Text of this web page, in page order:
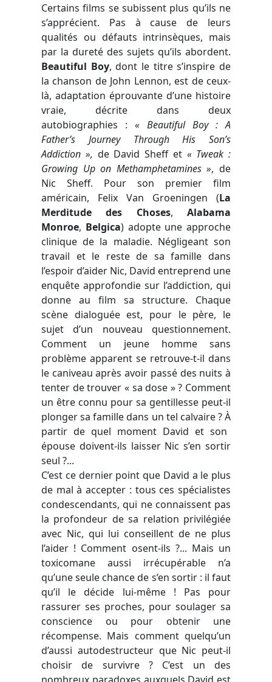
Certains films se subissent plus qu’ils ne
s’apprécient. Pas à cause de leurs
qualités ou défauts intrinsèques, mais
par la dureté des sujets qu’ils abordent.
Beautiful Boy, dont le titre s’inspire de
la chanson de John Lennon, est de ceux-
là, adaptation éprouvante d’une histoire
vraie, décrite dans deux
autobiographies : « Beautiful Boy : A
Father’s Journey Through His Son’s
Addiction », de David Sheff et « Tweak :
Growing Up on Methamphetamines », de
Nic Sheff. Pour son premier film
américain, Felix Van Groeningen (La
Merditude des Choses,Alabama
Monroe, Belgica) adopte une approche
clinique de la maladie. Négligeant son
travail et le reste de sa famille dans
l’espoir d’aider Nic, David entreprend une
enquête approfondie sur l’addiction, qui
donne au film sa structure. Chaque
scène dialoguée est, pour le père, le
sujet d’un nouveau questionnement.
Comment un jeune homme sans
problème apparent se retrouve-t-il dans
le caniveau après avoir passé des nuits à
tenter de trouver « sa dose » ? Comment
un être connu pour sa gentillesse peut-il
plonger sa famille dans un tel calvaire ?À
partir de quel moment David et son
épouse doivent-ils laisser Nic s’en sortir
seul ?...
C’est ce dernier point que David a le plus
de mal à accepter : tous ces spécialistes
condescendants, qui ne connaissent pas
la profondeur de sa relation privilégiée
avec Nic, qui lui conseillent de ne plus
l’aider ! Comment osent-ils ?... Mais un
toxicomane aussi irrécupérable n’a
qu’une seule chance de s’en sortir : il faut
qu’il le décide lui-même ! Pas pour
rassurer ses proches, pour soulager sa
conscience ou pour obtenir une
récompense. Mais comment quelqu’un
d’aussi autodestructeur que Nic peut-il
choisir de survivre ? C’est un des